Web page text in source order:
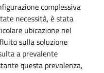
complessiva
necessità, è stata
ubicazione nel
sulla soluzione
a prevalente
questa prevalenza,